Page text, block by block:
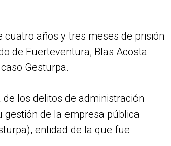
años y tres meses de prisión
de Fuerteventura, Blas Acosta
Gesturpa.
los delitos de administración
de la empresa pública
entidad de la que fue